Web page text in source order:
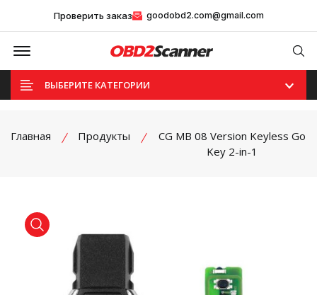
Проверить заказ goodobd2.com@gmail.com
Offcanvas Menu Open
ВЫБЕРИТЕ КАТЕГОРИИ
Главная Продукты
CG MB 08 Version Keyless Go
Key 2-in-1
product view